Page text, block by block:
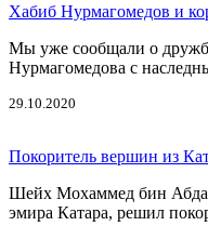
Хабиб Нурмагомедов и
Мы уже сообщали о
Нурмагомедова с
29.10.2020
Покоритель вершин из
Шейх Мохаммед бин
эмира Катара, решил